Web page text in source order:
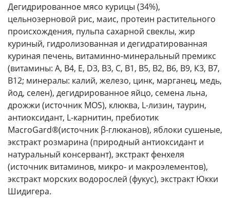
Дегидрированное мясо курицы (34%),
цельнозерновой рис, маис, протеин растительного
происхождения, пульпа сахарной свеклы, жир
куриный, гидролизованная и дегидратированная
куриная печень, витаминно-минеральный премикс
(витамины: А, В4, Е, D3, В3, С, В1, В5, В2, В6, В9, К3, В7,
В12; минералы: калий, железо, цинк, марганец, медь,
йод, селен), дегидрированное яйцо, семена льна,
дрожжи (источник MOS), клюква, L-лизин, таурин,
антиоксидант, L-карнитин, пребиотик
MacroGard®(источник β-глюканов), яблоки сушеные,
экстракт розмарина (природный антиоксидант и
натуральный консервант), экстракт фенхеля
(источник витаминов, микро- и макроэлементов),
экстракт морских водорослей (фукус), экстракт Юкки
Шидигера.